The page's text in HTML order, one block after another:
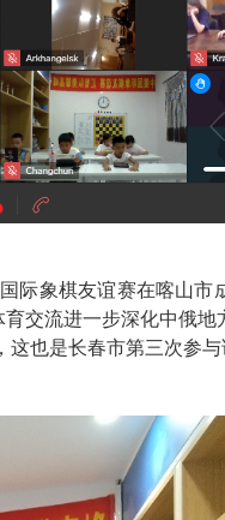
际象棋友谊赛在喀山市
交流进一步深化中俄地
这也是长春市第三次参与